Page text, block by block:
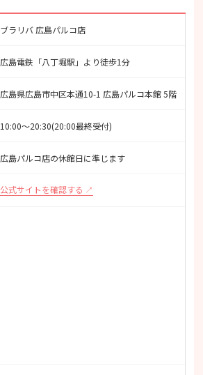
ブラリバ 広島パルコ店
広島電鉄「八丁堀駅」より徒歩1分
広島県広島市中区本通10-1 広島パルコ本館 5階
10:00〜20:30(20:00最終受付)
広島パルコ店の休館日に準じます
公式サイトを確認する